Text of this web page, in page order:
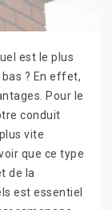
est le plus
? En effet,
Pour le
conduit
vite
que ce type
de la
est essentiel